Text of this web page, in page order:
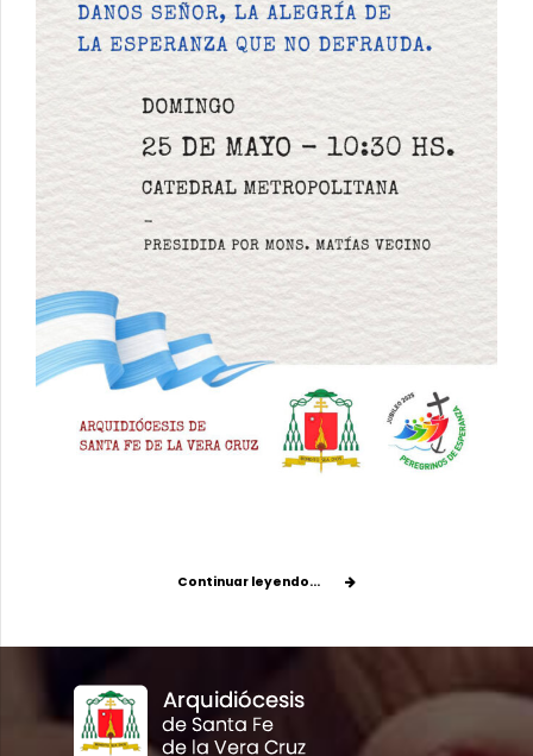
Continuar leyendo...